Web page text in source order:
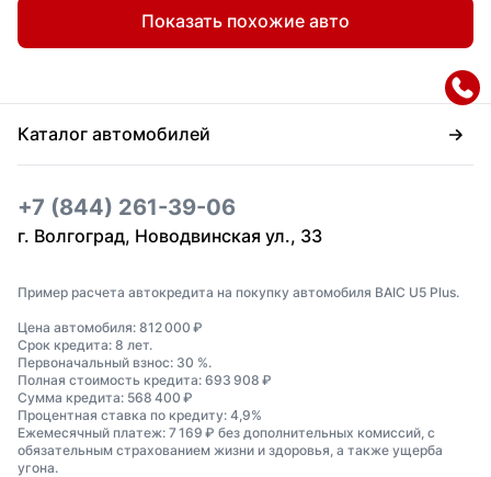
Показать похожие авто
Каталог автомобилей
+7 (844) 261-39-06
г. Волгоград, Новодвинская ул., 33
Пример расчета автокредита на покупку автомобиля BAIC U5 Plus.
Цена автомобиля: 812 000 ₽
Срок кредита: 8 лет.
Первоначальный взнос: 30 %.
Полная стоимость кредита: 693 908 ₽
Сумма кредита: 568 400 ₽
Процентная ставка по кредиту: 4,9%
Ежемесячный платеж: 7 169 ₽ без дополнительных комиссий, с
обязательным страхованием жизни и здоровья, а также ущерба
угона.